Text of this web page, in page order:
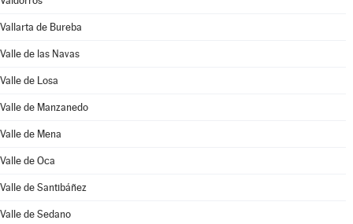
Vallarta de Bureba
Valle de las Navas
Valle de Losa
Valle de Manzanedo
Valle de Mena
Valle de Oca
Valle de Santibáñez
Valle de Sedano